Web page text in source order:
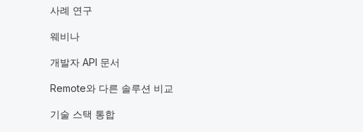
사례 연구
웨비나
개발자 API 문서
Remote와 다른 솔루션 비교
기술 스택 통합